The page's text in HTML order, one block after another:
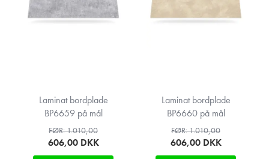
Laminat bordplade
BP6659 på mål
FØR: 1.010,00
606,00 DKK
Laminat bordplade
BP6660 på mål
FØR: 1.010,00
606,00 DKK